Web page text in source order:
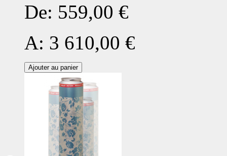
De: 559,00 €
A: 3 610,00 €
Ajouter au panier